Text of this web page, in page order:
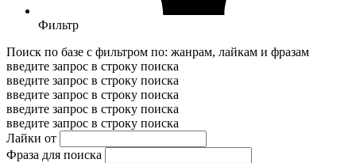
Фильтр
Поиск по базе с фильтром по: жанрам, лайкам и фразам
введите запрос в строку поиска
введите запрос в строку поиска
введите запрос в строку поиска
введите запрос в строку поиска
введите запрос в строку поиска
Лайки от
Фраза для поиска